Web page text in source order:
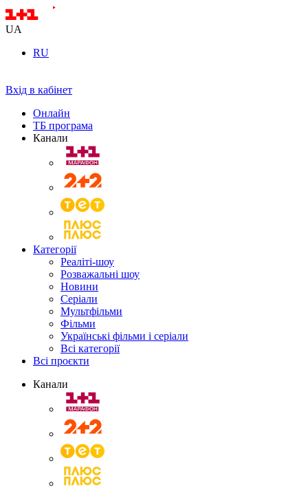
UA
RU
Вхід в кабінет
Онлайн
ТБ програма
Канали
Категорії
Реаліті-шоу
Розважальні шоу
Новини
Серіали
Мультфільми
Фільми
Українські фільми і серіали
Всі категорії
Всі проєкти
Канали